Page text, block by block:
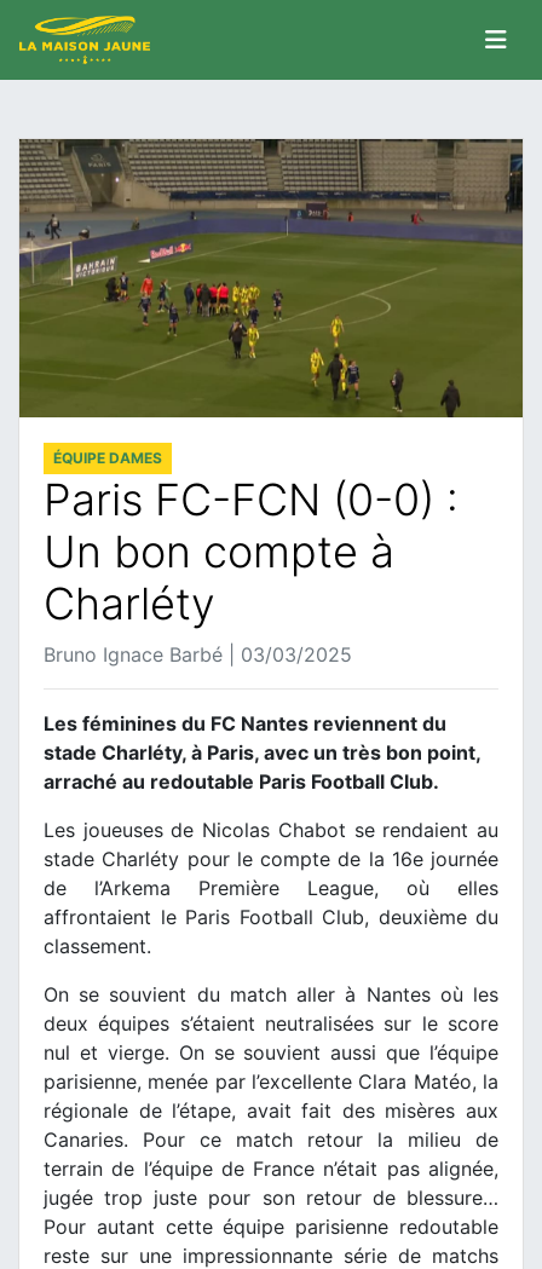
ÉQUIPE DAMES
Paris FC-FCN (0-0) :
Un bon compte à
Charléty
Bruno Ignace Barbé | 03/03/2025
Les féminines du FC Nantes reviennent du
stade Charléty, à Paris, avec un très bon point,
arraché au redoutable Paris Football Club.
Les joueuses de Nicolas Chabot se rendaient au
stade Charléty pour le compte de la 16e journée
de l’Arkema Première League, où elles
affrontaient le Paris Football Club, deuxième du
classement.
On se souvient du match aller à Nantes où les
deux équipes s’étaient neutralisées sur le score
nul et vierge. On se souvient aussi que l’équipe
parisienne, menée par l’excellente Clara Matéo, la
régionale de l’étape, avait fait des misères aux
Canaries. Pour ce match retour la milieu de
terrain de l’équipe de France n’était pas alignée,
jugée trop juste pour son retour de blessure…
Pour autant cette équipe parisienne redoutable
reste sur une impressionnante série de matchs